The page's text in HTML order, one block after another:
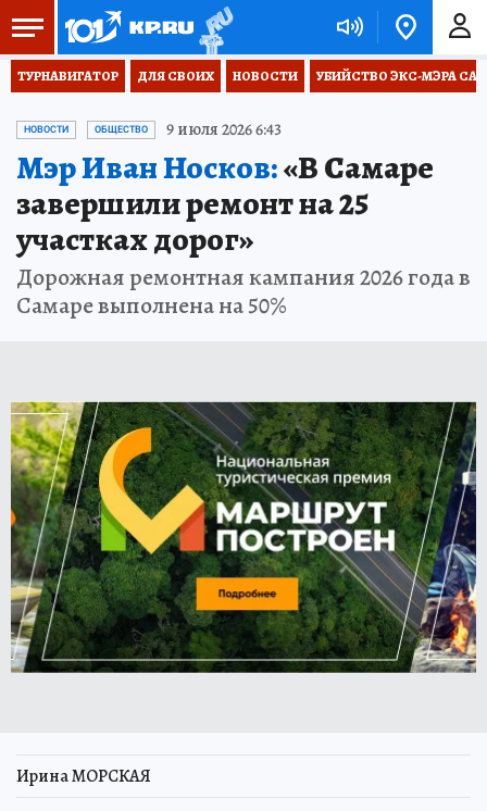
ТУРНАВИГАТОР ДЛЯ СВОИХ НОВОСТИ УБИЙСТВО ЭКС-МЭРА
НОВОСТИ ОБЩЕСТВО 9 июля 2026 6:43
Мэр Иван Носков:«В Самаре
завершили ремонт на 25
участках дорог»
Дорожная ремонтная кампания 2026 года в
Самаре выполнена на 50%
Ирина МОРСКАЯ